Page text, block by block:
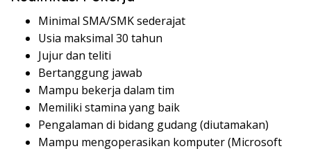
Minimal SMA/SMK sederajat
Usia maksimal 30 tahun
Jujur dan teliti
Bertanggung jawab
Mampu bekerja dalam tim
Memiliki stamina yang baik
Pengalaman di bidang gudang (diutamakan)
Mampu mengoperasikan komputer (Microsoft